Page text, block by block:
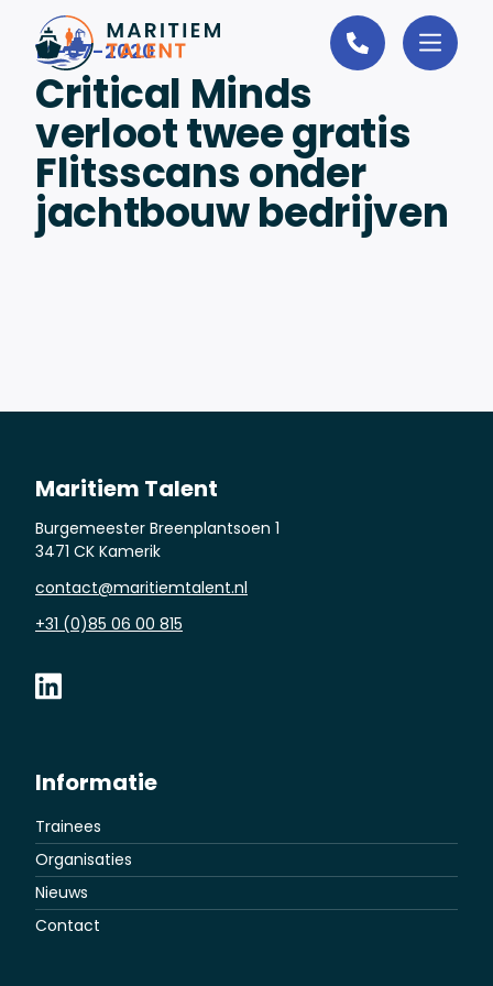
Ga naar de inhoud
14-07-2020
Critical Minds
verloot twee gratis
Flitsscans onder
jachtbouw bedrijven
Informatie
Trainees
Organisaties
Nieuws
Contact
Maritiem Talent
Burgemeester Breenplantsoen 1
3471 CK Kamerik
contact@maritiemtalent.nl
+31 (0)85 06 00 815